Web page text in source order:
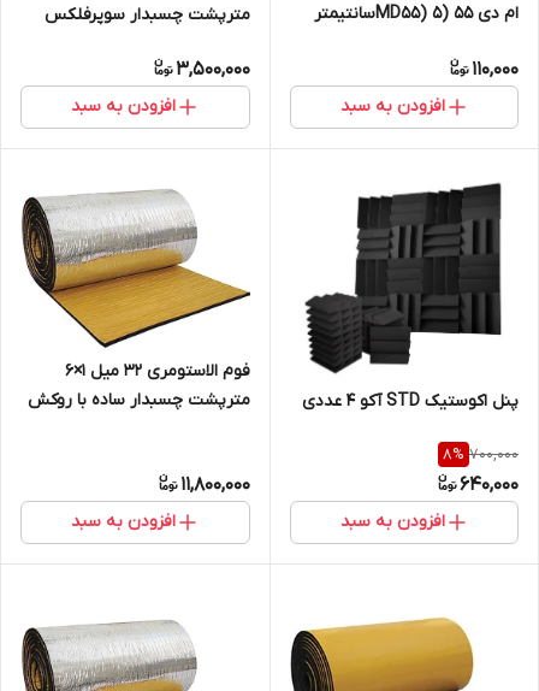
ام دی 55 (MD55) 5سانتیمتر
110,000
افزودن به سبد
مترپشت چسبدار سوپرفلکس
3,500,000
افزودن به سبد
پنل اکوستیک STD آکو 4 عددی
700,000
8%
640,000
افزودن به سبد
فوم الاستومری 32 میل 1×6
مترپشت چسبدار ساده با روکش
11,800,000
افزودن به سبد